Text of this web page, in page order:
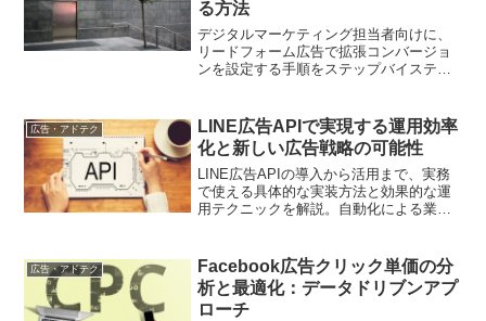
る方法
デジタルマーケティング担当者向けに、
リードフォーム広告で拡張コンバージョ
ンを設定する手順をステップバイステッ
広告・アドテク
LINE広告APIで実現する運用効率
化と新しい広告戦略の可能性
LINE広告APIの導入から活用まで、実務
で使える具体的な実装方法と効果的な運
用テクニックを解説。自動化による業務
広告・アドテク
Facebook広告クリック単価の分
析と最適化：データドリブンアプ
ローチ